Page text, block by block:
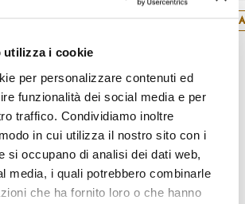
utilizza i cookie
per personalizzare contenuti ed
funzionalità dei social media e per
traffico. Condividiamo inoltre
in cui utilizza il nostro sito con i
si occupano di analisi dei dati web,
media, i quali potrebbero combinarle
che ha fornito loro o che hanno